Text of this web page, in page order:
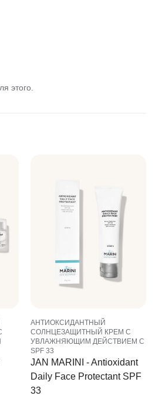
этого.
АНТИОКСИДАНТНЫЙ
СОЛНЦЕЗАЩИТНЫЙ КРЕМ С
УВЛАЖНЯЮЩИМ ДЕЙСТВИЕМ С
SPF 33
JAN MARINI - Antioxidant
Daily Face Protectant SPF
33